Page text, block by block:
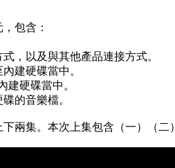
包含：
以及與其他產品連接方式。
建硬碟當中。
硬碟當中。
的音樂檔。
兩集。本次上集包含（一）（二